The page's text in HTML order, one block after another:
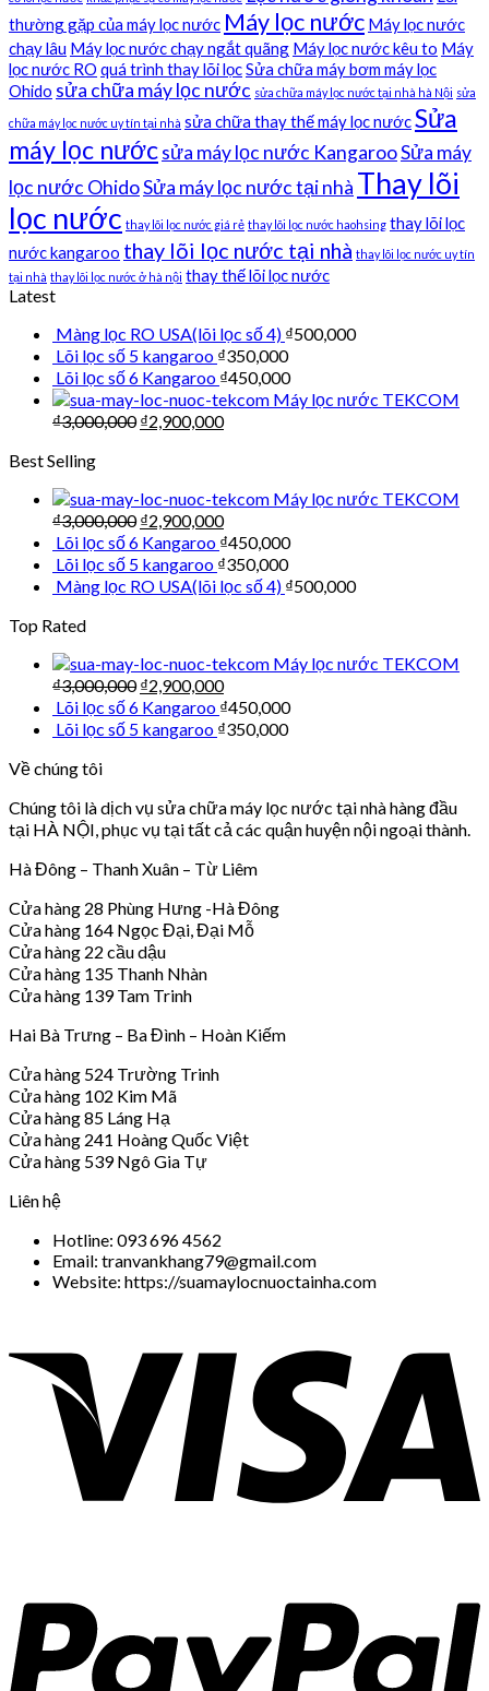
thường gặp của máy lọc nước Máy lọc nước Máy lọc nước
chạy lâu Máy lọc nước chạy ngắt quãng Máy lọc nước kêu to Máy
lọc nước RO quá trình thay lõi lọcSửa chữa máy bơm máy lọc
Ohido sửa chữa máy lọc nước sửa chữa máy lọc nước tại nhà hà Nội sửa
chữa máy lọc nước uy tín tại nhà sửa chữa thay thế máy lọc nướcSửa
máy lọc nướcsửa máy lọc nước KangarooSửa máy
lọc nước OhidoSửa máy lọc nước tại nhà Thay lõi
lọc nước thay lõi lọc nước giá rẻ thay lõi lọc nước haohsing thay lõi lọc
nước kangaroo thay lõi lọc nước tại nhà thay lõi lọc nước uy tín
tại nhà thay lõi lọc nước ở hà nội thay thế lõi lọc nước
Latest
Màng lọc RO USA(lõi lọc số 4) ₫500,000
Lõi lọc số 5 kangaroo ₫350,000
Lõi lọc số 6 Kangaroo ₫450,000
Máy lọc nước TEKCOM
₫3,000,000 ₫2,900,000
Best Selling
Máy lọc nước TEKCOM
₫3,000,000 ₫2,900,000
Lõi lọc số 6 Kangaroo ₫450,000
Lõi lọc số 5 kangaroo ₫350,000
Màng lọc RO USA(lõi lọc số 4) ₫500,000
Top Rated
Máy lọc nước TEKCOM
₫3,000,000 ₫2,900,000
Lõi lọc số 6 Kangaroo ₫450,000
Lõi lọc số 5 kangaroo ₫350,000
Về chúng tôi
Chúng tôi là dịch vụ sửa chữa máy lọc nước tại nhà hàng đầu
tại HÀ NỘI, phục vụ tại tất cả các quận huyện nội ngoại thành.
Hà Đông – Thanh Xuân – Từ Liêm
Cửa hàng 28 Phùng Hưng -Hà Đông
Cửa hàng 164 Ngọc Đại, Đại Mỗ
Cửa hàng 22 cầu dậu
Cửa hàng 135 Thanh Nhàn
Cửa hàng 139 Tam Trinh
Hai Bà Trưng – Ba Đình – Hoàn Kiếm
Cửa hàng 524 Trường Trinh
Cửa hàng 102 Kim Mã
Cửa hàng 85 Láng Hạ
Cửa hàng 241 Hoàng Quốc Việt
Cửa hàng 539 Ngô Gia Tự
Liên hệ
Hotline: 093 696 4562
Email: tranvankhang79@gmail.com
Website: https://suamaylocnuoctainha.com